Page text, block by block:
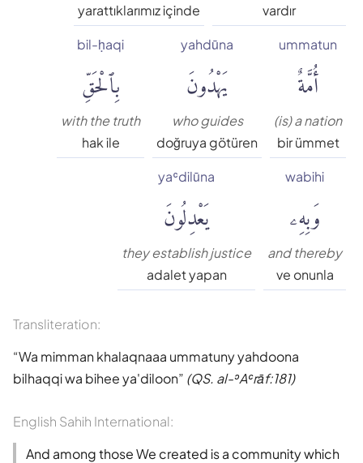
Ömer Nasuhi Bilmen
Rowwad Translation Center
Şaban Piriş
Yaşar Nuri Öztürk
vardır
yarattıklarımız içinde
ummatun
أُمَّةٌ
(is) a nation
bir ümmet
yahdūna
يَهْدُونَ
who guides
doğruya götüren
bil-ḥaqi
بِٱلْحَقِّ
with the truth
hak ile
wabihi
وَبِهِۦ
and thereby
ve onunla
yaʿdilūna
يَعْدِلُونَ
they establish justice
adalet yapan
Transliteration:
Wa mimman khalaqnaaa ummatuny yahdoona
bilhaqqi wa bihee ya'diloon (QS. al-ʾAʿrāf:181)
English Sahih International:
And among those We created is a community which